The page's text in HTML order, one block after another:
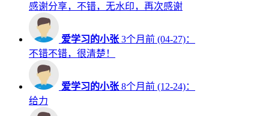
感谢分享，不错，无水印，再次感谢
爱学习的小张 3个月前 (04-27)：
不错不错，很清楚！
爱学习的小张 8个月前 (12-24)：
给力